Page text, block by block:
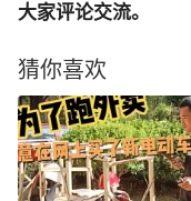
大家评论交流。
猜你喜欢